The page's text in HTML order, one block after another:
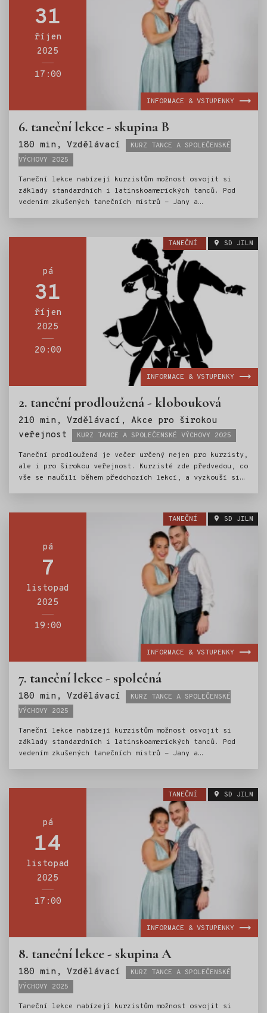
31
říjen
2025
17:00
6. taneční lekce - skupina B
180 min, Vzdělávací Štítky:
KURZ TANCE A SPOLEČENSKÉ
VÝCHOVY 2025
Taneční lekce nabízejí kurzistům možnost osvojit si
základy standardních i latinskoamerických tanců. Pod
vedením zkušených tanečních mistrů - Jany a
součástí kurzu je i výuka základů společenského chování
a etiky.Kurz tance je tak ideální přípravou pro vstup
do světa společenských událostí.
INFORMACE & VSTUPENKY
pá
31
říjen
2025
20:00
TANEČNÍ SD JILM
2. taneční prodloužená - klobouková
210 min, Vzdělávací, Akce pro širokou
veřejnost
Štítky:
KURZ TANCE A SPOLEČENSKÉ VÝCHOVY 2025
Taneční prodloužená je večer určený nejen pro kurzisty,
ale i pro širokou veřejnost. Kurzisté zde předvedou, co
vše se naučili během předchozích lekcí, a vyzkouší si
doprovod se postarají Petr Hájek a Jakub Kuřík.
INFORMACE & VSTUPENKY
pá
7
listopad
2025
19:00
TANEČNÍ SD JILM
7. taneční lekce - společná
180 min, Vzdělávací Štítky:
KURZ TANCE A SPOLEČENSKÉ
VÝCHOVY 2025
Taneční lekce nabízejí kurzistům možnost osvojit si
základy standardních i latinskoamerických tanců. Pod
vedením zkušených tanečních mistrů - Jany a
součástí kurzu je i výuka základů společenského chování
a etiky.Kurz tance je tak ideální přípravou pro vstup
do světa společenských událostí.
INFORMACE & VSTUPENKY
pá
14
listopad
2025
17:00
TANEČNÍ SD JILM
8. taneční lekce - skupina A
180 min, Vzdělávací Štítky:
KURZ TANCE A SPOLEČENSKÉ
VÝCHOVY 2025
Taneční lekce nabízejí kurzistům možnost osvojit si
INFORMACE & VSTUPENKY